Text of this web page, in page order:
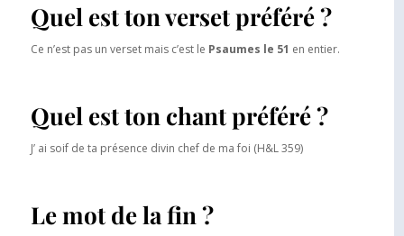
Quel est ton verset préféré ?
Ce n’est pas un verset mais c’est le Psaumes le 51 en entier.
Quel est ton chant préféré ?
J’ ai soif de ta présence divin chef de ma foi (H&L 359)
Le mot de la fin ?